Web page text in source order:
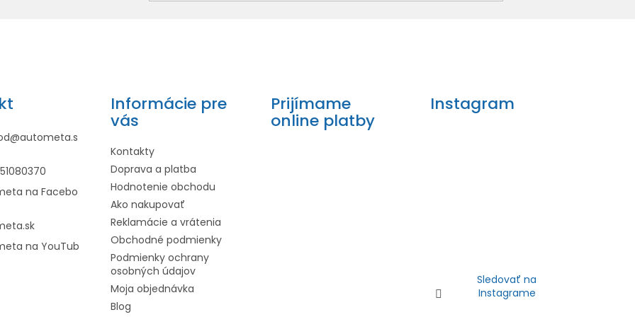
@autometa.s
na Facebo
na YouTub
Informácie pre
vás
Kontakty
Doprava a platba
Hodnotenie obchodu
Ako nakupovať
Reklamácie a vrátenia
Obchodné podmienky
Podmienky ochrany
osobných údajov
Moja objednávka
Blog
Prijímame
online platby
Instagram
Sledovať na
Instagrame